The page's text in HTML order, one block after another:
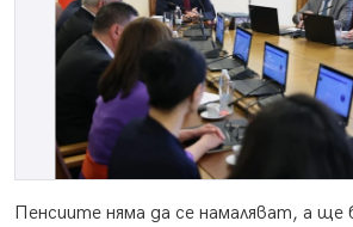
Пенсиите няма да се намаляват, а ще